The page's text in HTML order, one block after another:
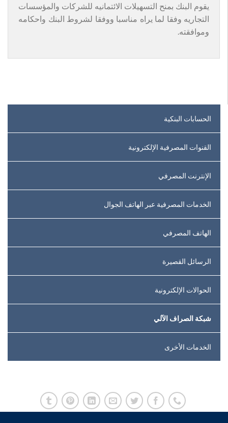
يقوم البنك بمنح التسهيلات الائتمانيه للشركات والمؤسسات
التجاريه وفقا لما يراه مناسبا ووفقا لشروط البنك واحكامه
وموافقته.
الحسابات البنكية
القنوات المصرفية الإلكترونية
الإنترنت المصرفي
الخدمات المصرفية عبر الهاتف الجوال
الهاتف المصرفي
الرسائل القصيرة
الحوالات الإلكترونية
شبكة الصراف الآلي
الخدمات الأخرى